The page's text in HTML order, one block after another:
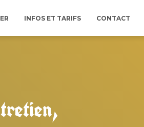
INFOS ET TARIFS CONTACT